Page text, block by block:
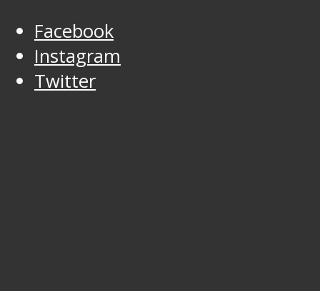
Facebook
Instagram
Twitter